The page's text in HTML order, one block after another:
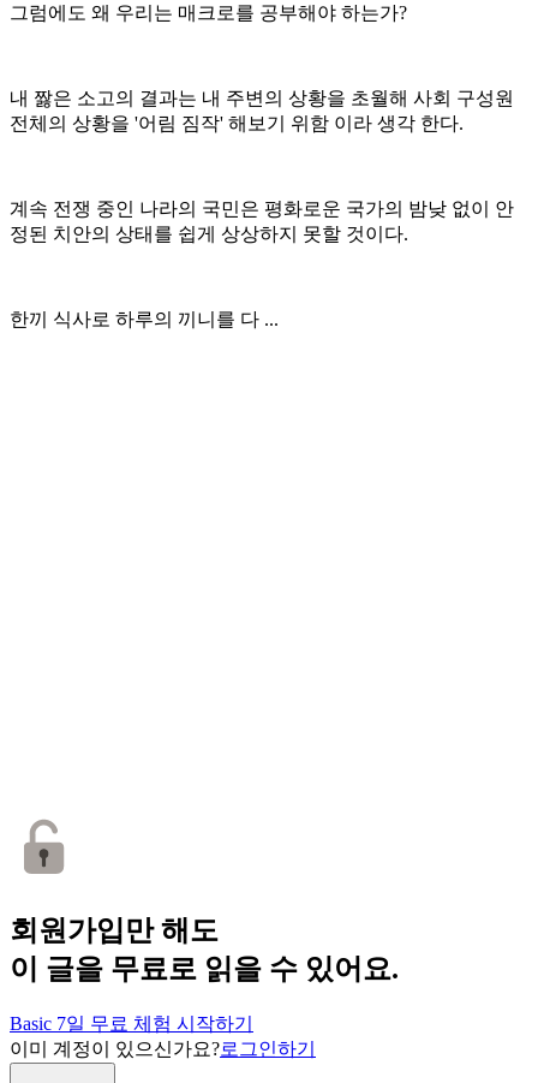
그럼에도 왜 우리는 매크로를 공부해야 하는가?
내 짫은 소고의 결과는 내 주변의 상황을 초월해 사회 구성원
전체의 상황을 '어림 짐작' 해보기 위함 이라 생각 한다.
계속 전쟁 중인 나라의 국민은 평화로운 국가의 밤낮 없이 안
정된 치안의 상태를 쉽게 상상하지 못할 것이다.
한끼 식사로 하루의 끼니를 다 ...
회원가입만 해도
이 글을 무료로 읽을 수 있어요.
Basic 7일 무료 체험 시작하기
이미 계정이 있으신가요?로그인하기